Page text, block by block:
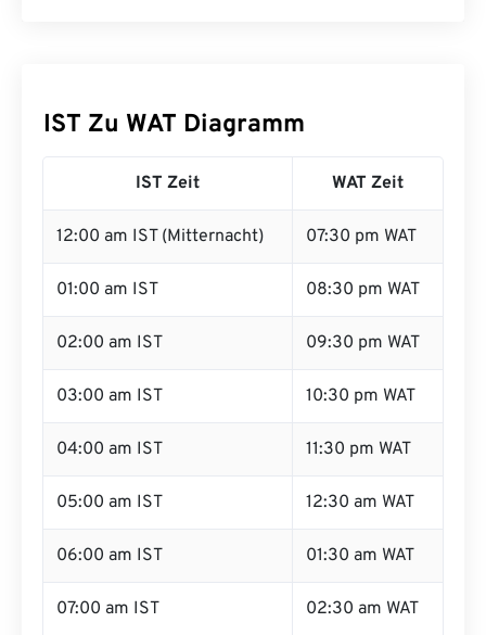
IST Zu WAT Diagramm
IST Zeit WAT Zeit
12:00 am IST (Mitternacht) 07:30 pm WAT
01:00 am IST 08:30 pm WAT
02:00 am IST 09:30 pm WAT
03:00 am IST 10:30 pm WAT
04:00 am IST 11:30 pm WAT
05:00 am IST 12:30 am WAT
06:00 am IST 01:30 am WAT
07:00 am IST 02:30 am WAT